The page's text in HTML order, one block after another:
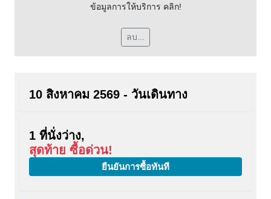
ข้อมูลการให้บริการ คลิก!
ลบ...
10 สิงหาคม 2569 - วันเดินทาง
1 ที่นั่งว่าง,
สุดท้าย ซื้อด่วน!
ยืนยันการซื้อทันที